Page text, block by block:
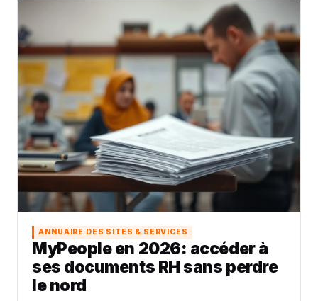
ANNUAIRE DES SITES & SERVICES
MyPeople en 2026: accéder à
ses documents RH sans perdre
le nord